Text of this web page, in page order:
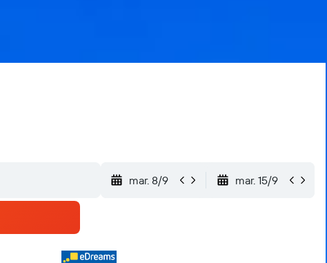
mar. 8/9 mar. 15/9